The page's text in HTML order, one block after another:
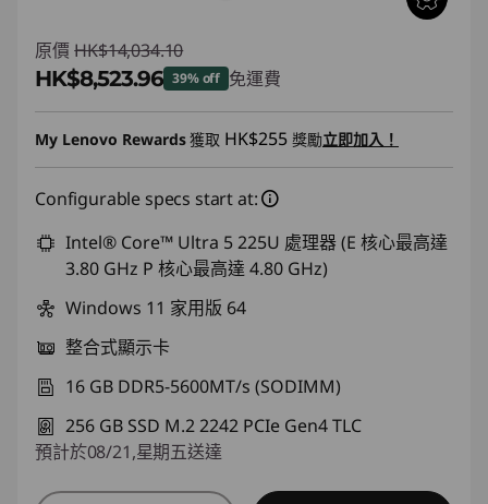
原價 HK$14,034.10
HK$8,523.96 39% off 免運費
即省 :-HK$5,510.14
My Lenovo Rewards獲取 HK$255 獎勵立即加入！
Configurable specs start at:
Intel® Core™ Ultra 5 225U 處理器 (E 核心最高達
3.80 GHz P 核心最高達 4.80 GHz)
Windows 11 家用版 64
整合式顯示卡
16 GB DDR5-5600MT/s (SODIMM)
256 GB SSD M.2 2242 PCIe Gen4 TLC
預計於08/21,星期五送達